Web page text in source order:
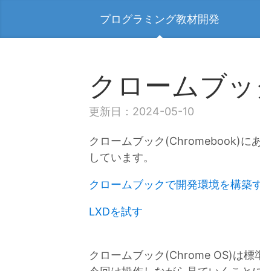
プログラミング教材開発
クロームブ
更新日：2024-05-10
クロームブック(Chromebook)に
しています。
クロームブックで開発環境を構築
LXDを試す
クロームブック(Chrome OS)は標